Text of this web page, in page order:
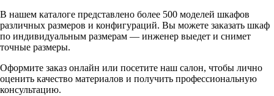
В нашем каталоге представлено более 500 моделей шкафов
различных размеров и конфигураций. Вы можете заказать шкаф
по индивидуальным размерам — инженер выедет и снимет
точные размеры.
Оформите заказ онлайн или посетите наш салон, чтобы лично
оценить качество материалов и получить профессиональную
консультацию.